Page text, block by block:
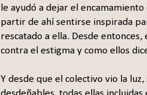
le ayudó a dejar el
partir de ahí sentirse inspirada
rescatado a ella. Desde entonces,
contra el estigma y como ellos
Y desde que el colectivo vio la